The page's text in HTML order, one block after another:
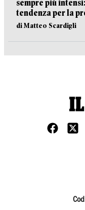
sempre più
tendenza per la
di Matteo Scardigli